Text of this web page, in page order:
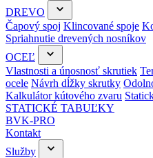
DREVO
Čapový spoj Klincované spoje
Spriahnutie drevených nosníkov
OCEĽ
Vlastnosti a únosnosť skrutiek
ocele Návrh dĺžky skrutky
Kalkulátor kútového zvaru
STATICKÉ TABUĽKY
BVK-PRO
Kontakt
Služby